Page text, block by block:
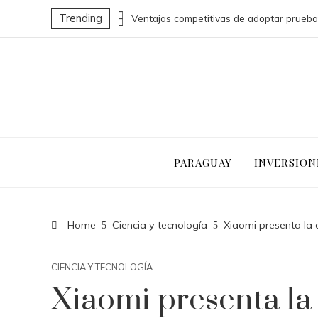
Trending Cómo la economía azul puede transformar la economía nacional de Belice
PARAGUAY
Home Ciencia y tecnología Xiaomi presenta la
CIENCIA Y TECNOLOGÍA
Xiaomi presenta